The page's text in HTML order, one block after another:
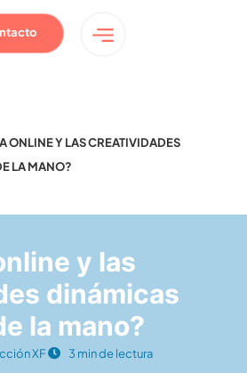
ONLINE Y LAS CREATIVIDADES
LA MANO?
y las
dinámicas
la mano?
XF 3 min de lectura